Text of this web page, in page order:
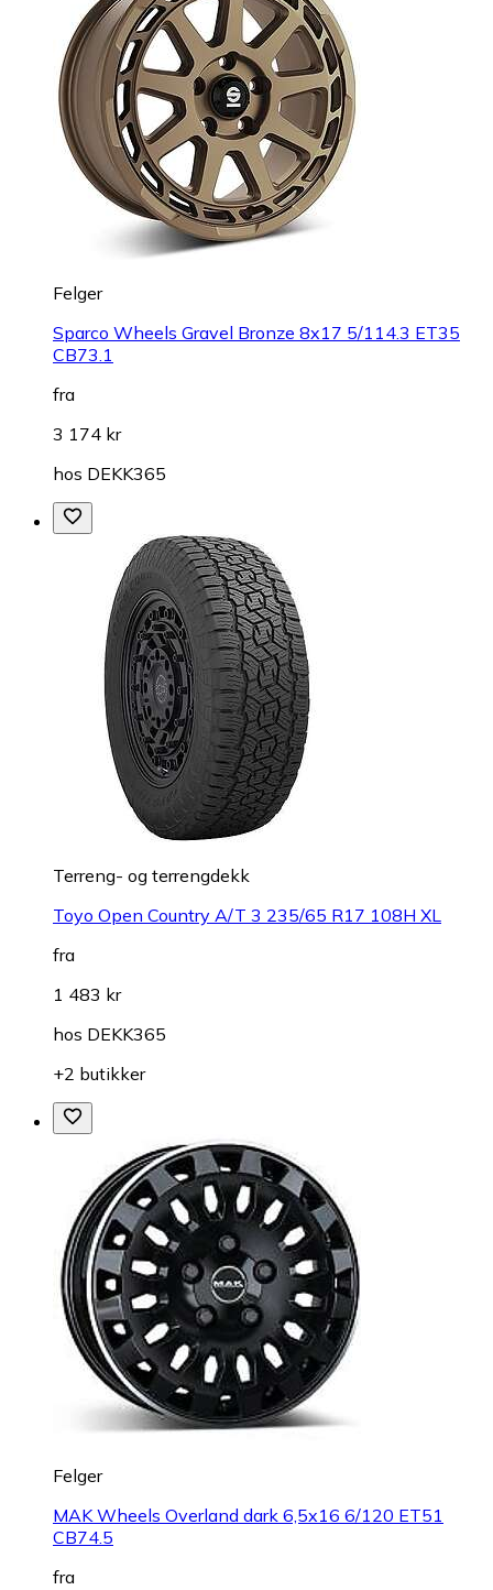
Felger
Sparco Wheels Gravel Bronze 8x17 5/114.3 ET35
CB73.1
fra
3 174 kr
hos DEKK365
Terreng- og terrengdekk
Toyo Open Country A/T 3 235/65 R17 108H XL
fra
1 483 kr
hos DEKK365
+2 butikker
Felger
MAK Wheels Overland dark 6,5x16 6/120 ET51
CB74.5
fra